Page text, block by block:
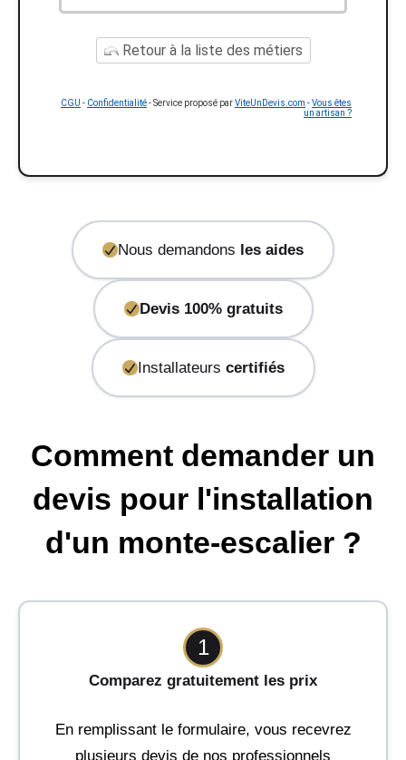
Retour à la liste des métiers
CGU - Confidentialité- Service proposé parViteUnDevis.com -Vous êtes
un artisan ?
Nous demandons les aides
Devis 100% gratuits
Installateurs certifiés
Comment demander un
devis pour l'installation
d'un monte-escalier ?
1
Comparez gratuitement les prix
En remplissant le formulaire, vous recevrez
plusieurs devis de nos professionnels